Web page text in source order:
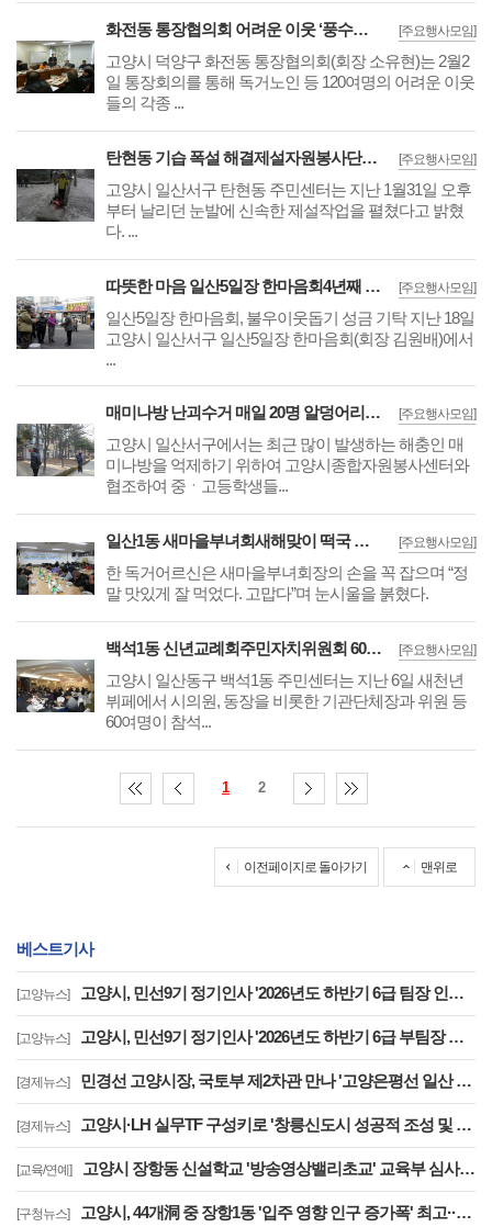
[주요행사모임]
화전동 통장협의회 어려운 이웃 ‘풍수해보험 가입’ 동참
고양시 덕양구 화전동 통장협의회(회장 소유현)는 2월2
일 통장회의를 통해 독거노인 등 120여명의 어려운 이웃
들의 각종 ...
[주요행사모임]
탄현동 기습 폭설 해결제설자원봉사단으 신속성
고양시 일산서구 탄현동 주민센터는 지난 1월31일 오후
부터 날리던 눈발에 신속한 제설작업을 펼쳤다고 밝혔
다. ...
[주요행사모임]
따뜻한 마음 일산5일장 한마음회4년째 한결같이 성금 기탁
일산5일장 한마음회, 불우이웃돕기 성금 기탁 지난 18일
고양시 일산서구 일산5일장 한마음회(회장 김원배)에서
...
[주요행사모임]
매미나방 난괴수거 매일 20명 알덩어리 한개당 300~500개의 알
고양시 일산서구에서는 최근 많이 발생하는 해충인 매
미나방을 억제하기 위하여 고양시종합자원봉사센터와
협조하여 중ㆍ고등학생들...
[주요행사모임]
일산1동 새마을부녀회새해맞이 떡국 행사
한 독거어르신은 새마을부녀회장의 손을 꼭 잡으며 “정
말 맛있게 잘 먹었다. 고맙다”며 눈시울을 붉혔다.
[주요행사모임]
백석1동 신년교례회주민자치위원회 60여명 함께
고양시 일산동구 백석1동 주민센터는 지난 6일 새천년
뷔페에서 시의원, 동장을 비롯한 기관단체장과 위원 등
60여명이 참석...
1 2
이전페이지로 돌아가기 맨위로
베스트기사
[고양뉴스] 고양시, 민선9기 정기인사 '2026년도 하반기 6급 팀장 인사발령 사항'
[고양뉴스] 고양시, 민선9기 정기인사 '2026년도 하반기 6급 부팀장 이하 인사발령 사항'
[경제뉴스] 민경선 고양시장, 국토부 제2차관 만나 '고양은평선 일산 연장 반영' 등 요청
[경제뉴스] 고양시·LH 실무TF 구성키로 '창릉신도시 성공적 조성 및 자족기능 강화 협력'
[교육/연예] 고양시 장항동 신설학교 '방송영상밸리초교' 교육부 심사 통과··2030년 개교
[구청뉴스] 고양시, 44개洞 중 장항1동 '입주 영향 인구 증가폭' 최고··풍산동도 증가세 지속